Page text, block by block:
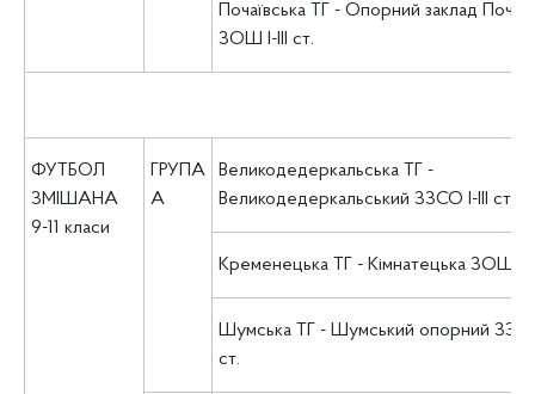
Почаївська ТГ - Опорний заклад
ЗОШ І-ІІІ ст.
ФУТБОЛ
ЗМІШАНА
9-11 класи
ГРУПА
А
Великодедеркальська ТГ -
Великодедеркальський ЗЗСО І-ІІІ ст.
Кременецька ТГ - Кімнатецька ЗОШ І-
Шумська ТГ - Шумський опорний ЗЗСО
ст.